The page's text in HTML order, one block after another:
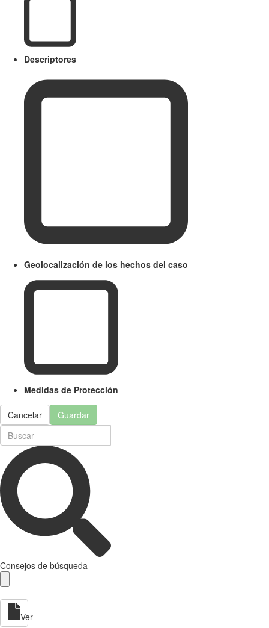
Descriptores
Geolocalización de los hechos del caso
Medidas de Protección
Cancelar Guardar
Consejos de búsqueda
Ver